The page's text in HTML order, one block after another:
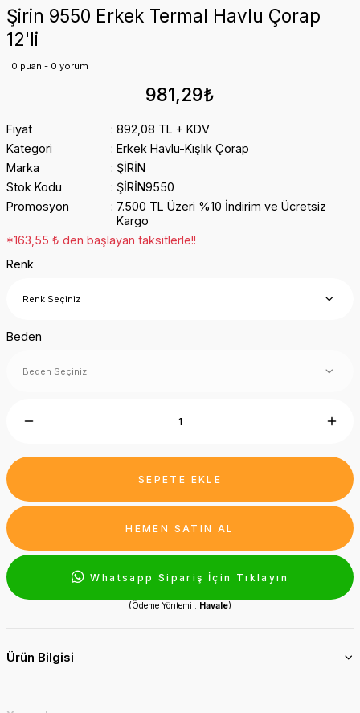
Şirin 9550 Erkek Termal Havlu Çorap
12'li
0 puan - 0 yorum
981,29₺
Fiyat
892,08 TL + KDV
Kategori
Erkek Havlu-Kışlık Çorap
Marka
ŞİRİN
Stok Kodu
ŞİRİN9550
Promosyon
7.500 TL Üzeri %10 İndirim ve Ücretsiz
Kargo
*163,55 ₺ den başlayan taksitlerle!!
Renk
Beden
SEPETE EKLE
HEMEN SATIN AL
Whatsapp Sipariş İçin Tıklayın
(Ödeme Yöntemi : Havale)
Ürün Bilgisi